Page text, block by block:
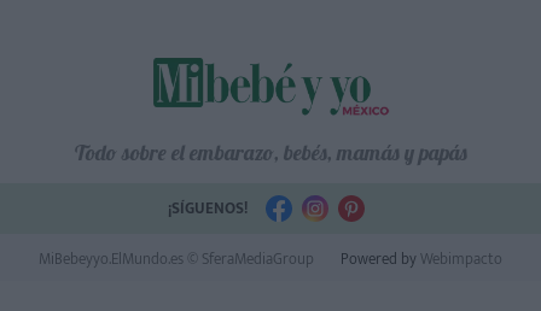
Todo sobre el embarazo, bebés, mamás y papás
¡SÍGUENOS!
MiBebeyyo.ElMundo.es © SferaMediaGroup
Powered byWebimpacto